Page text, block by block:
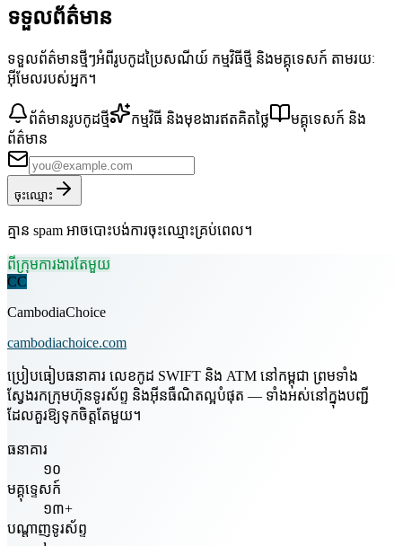
ទទួលព័ត៌មាន
ទទួលព័ត៌មានថ្មីៗអំពីរូបកូដប្រៃសណីយ៍ កម្មវិធីថ្មី និងមគ្គុទេសក៍ តាមរយៈ
អ៊ីមែលរបស់អ្នក។
ព័ត៌មានរូបកូដថ្មី កម្មវិធី និងមុខងារឥតគិតថ្លៃ
មគ្គុទេសក៍ និង
ព័ត៌មាន
ចុះឈ្មោះ
គ្មាន spam អាចបោះបង់ការចុះឈ្មោះគ្រប់ពេល។
ពីក្រុមការងារតែមួយ
CC
CambodiaChoice
cambodiachoice.com
ប្រៀបធៀបធនាគារ លេខកូដ SWIFT និង ATM នៅកម្ពុជា ព្រមទាំង
ស្វែងរកក្រុមហ៊ុនទូរស័ព្ទ និងអ៊ីនធឺណិតល្អបំផុត — ទាំងអស់នៅក្នុងបញ្ជី
ដែលគួរឱ្យទុកចិត្តតែមួយ។
ធនាគារ
១០
មគ្គុទ្ទេសក៍
១៣+
បណ្តាញទូរស័ព្ទ